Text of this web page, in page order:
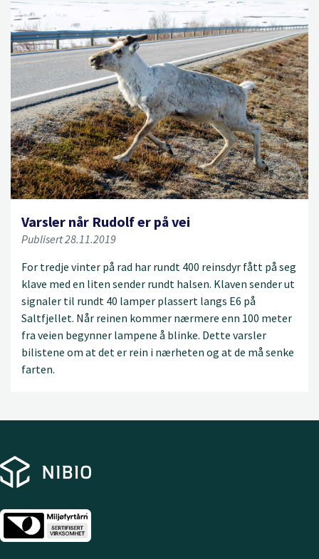
Varsler når Rudolf er på vei
Publisert 28.11.2019
For tredje vinter på rad har rundt 400 reinsdyr fått på seg
klave med en liten sender rundt halsen. Klaven sender ut
signaler til rundt 40 lamper plassert langs E6 på
Saltfjellet. Når reinen kommer nærmere enn 100 meter
fra veien begynner lampene å blinke. Dette varsler
bilistene om at det er rein i nærheten og at de må senke
farten.